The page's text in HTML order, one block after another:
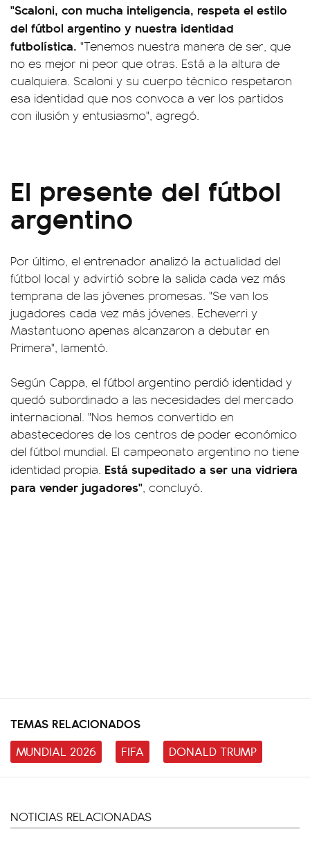
"Scaloni, con mucha inteligencia, respeta el estilo
del fútbol argentino y nuestra identidad
futbolística. "Tenemos nuestra manera de ser, que
no es mejor ni peor que otras. Está a la altura de
cualquiera. Scaloni y su cuerpo técnico respetaron
esa identidad que nos convoca a ver los partidos
con ilusión y entusiasmo", agregó.
El presente del fútbol
argentino
Por último, el entrenador analizó la actualidad del
fútbol local y advirtió sobre la salida cada vez más
temprana de las jóvenes promesas. "Se van los
jugadores cada vez más jóvenes. Echeverri y
Mastantuono apenas alcanzaron a debutar en
Primera", lamentó.
Según Cappa, el fútbol argentino perdió identidad y
quedó subordinado a las necesidades del mercado
internacional. "Nos hemos convertido en
abastecedores de los centros de poder económico
del fútbol mundial. El campeonato argentino no tiene
identidad propia. Está supeditado a ser una vidriera
para vender jugadores", concluyó.
TEMAS RELACIONADOS
MUNDIAL 2026
FIFA DONALD TRUMP
NOTICIAS RELACIONADAS